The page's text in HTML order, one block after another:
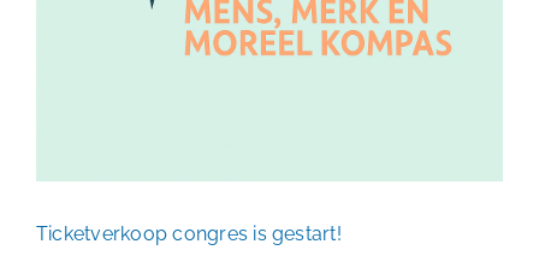
Ticketverkoop congres is gestart!